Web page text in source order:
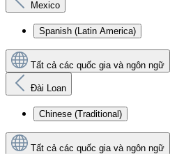
Mexico
Spanish (Latin America)
Tất cả các quốc gia và ngôn ngữ
Đài Loan
Chinese (Traditional)
Tất cả các quốc gia và ngôn ngữ